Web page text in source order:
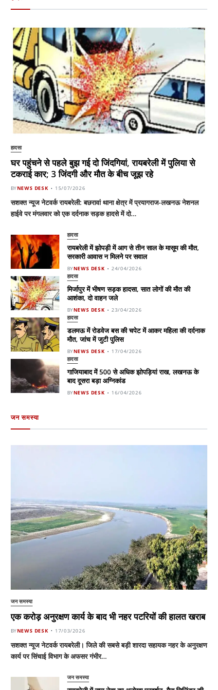
हादसा
घर पहुंचने से पहले बुझ गई दो जिंदगियां, रायबरेली में पुलिया से
टकराई कार; 3 जिंदगी और मौत के बीच जूझ रहे
BYNEWS DESK 15/07/2026
सशक्त न्यूज नेटवर्क रायबरेली: बछरावां थाना क्षेत्र में प्रयागराज-लखनऊ नेशनल
हाईवे पर मंगलवार को एक दर्दनाक सड़क हादसे में दो…
हादसा
रायबरेली में झोपड़ी में आग से तीन साल के मासूम की मौत,
सरकारी आवास न मिलने पर सवाल
BYNEWS DESK 24/04/2026
हादसा
मिर्जापुर में भीषण सड़क हादसा, सात लोगों की मौत की
आशंका, दो वाहन जले
BYNEWS DESK 23/04/2026
हादसा
डलमऊ में रोडवेज बस की चपेट में आकर महिला की दर्दनाक
मौत, जांच में जुटी पुलिस
BYNEWS DESK 17/04/2026
हादसा
गाजियाबाद में 500 से अधिक झोपड़ियां राख, लखनऊ के
बाद दूसरा बड़ा अग्निकांड
BYNEWS DESK 16/04/2026
जन समस्या
जन समस्या
एक करोड़ अनुरक्षण कार्य के बाद भी नहर पटरियों की हालत खराब
BYNEWS DESK 17/03/2026
सशक्त न्यूज नेटवर्क रायबरेली। जिले की सबसे बड़ी शारदा सहायक नहर के अनुरक्षण
कार्य पर सिंचाई विभाग के अफसर गंभीर…
जन समस्या